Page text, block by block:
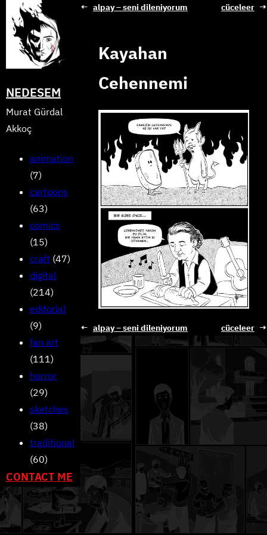
content
NEDESEM
Murat Gürdal
Akkoç
animation
(7)
cartoons
(63)
comics
(15)
craft (47)
digital
(214)
editorial
(9)
fan art
(111)
horror
(29)
sketches
(38)
traditional
(60)
CONTACT ME
← alpay – seni dileniyorum cüceleer →
Kayahan
Cehennemi
← alpay – seni dileniyorum cüceleer →